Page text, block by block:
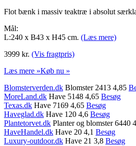
Flot bænk i massiv teaktræ i absolut
Mål:
L:240 x B43 x H45 cm. (Læs mere)
3999 kr. (Vis fragtpris)
Læs mere »Køb nu »
Blomsterverden.dk Blomster 2413 4,85
MoreLand.dk Have 5148 4,65 Besøg
Texas.dk Have 7169 4,65 Besøg
Haveglad.dk Have 120 4,6 Besøg
Plantetorvet.dk Planter og blomster 6440
HaveHandel.dk Have 20 4,1 Besøg
Luxury-outdoor.dk Have 21 3,8 Besøg